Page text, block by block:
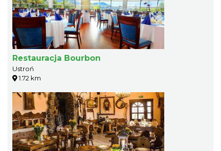
Restauracja Bourbon
Ustroń
1.72 km